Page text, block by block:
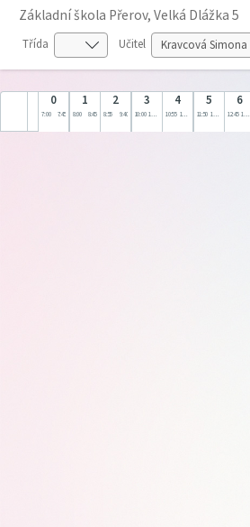
Základní škola Přerov, Velká Dlážka 5
Třída Učitel
0
7:00 7:45
1
8:00 8:45
2
8:55 9:40
3
10:00 10:45
4
10:55 11:40
5
11:50 12:35
6
12:45 13:30